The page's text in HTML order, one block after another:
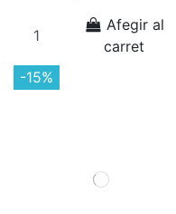
Afegir al
carret
-15%